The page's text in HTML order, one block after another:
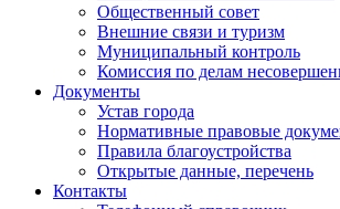
Общественный совет
Внешние связи и туризм
Муниципальный контроль
Комиссия по делам
Документы
Устав города
Нормативные правовые
Правила благоустройства
Открытые данные, перечень
Контакты